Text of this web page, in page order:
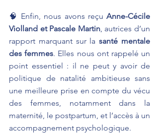
🧠 Enfin, nous avons reçu Anne-Cécile
Violland et Pascale Martin, autrices d’un
rapport marquant sur la santé mentale
des femmes. Elles nous ont rappelé un
point essentiel : il ne peut y avoir de
politique de natalité ambitieuse sans
une meilleure prise en compte du vécu
des femmes, notamment dans la
maternité, le postpartum, et l’accès à un
accompagnement psychologique.